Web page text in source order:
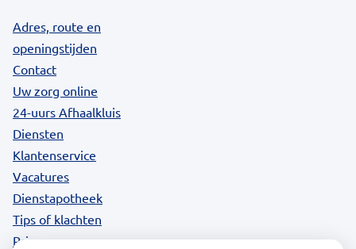
Adres, route en
openingstijden
Contact
Uw zorg online
24-uurs Afhaalkluis
Diensten
Klantenservice
Vacatures
Dienstapotheek
Tips of klachten
Privacy